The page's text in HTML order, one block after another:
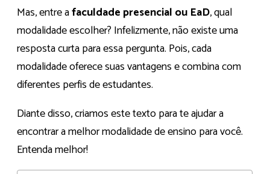
Mas, entre afaculdade presencial ou EaD, qual
modalidade escolher? Infelizmente, não existe uma
resposta curta para essa pergunta. Pois, cada
modalidade oferece suas vantagens e combina com
diferentes perfis de estudantes.
Diante disso, criamos este texto para te ajudar a
encontrar a melhor modalidade de ensino para você.
Entenda melhor!